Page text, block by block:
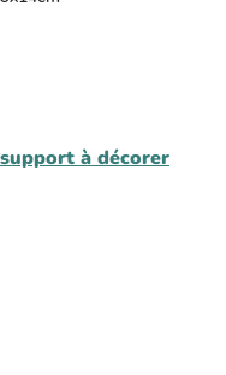
à décorer